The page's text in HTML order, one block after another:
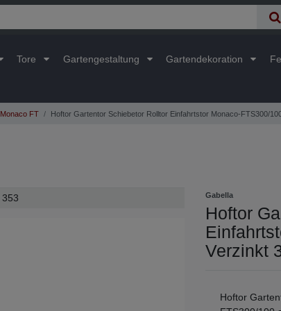
Tore Gartengestaltung Gartendekoration
Monaco FT Hoftor Gartentor Schiebetor Rolltor Einfahrtstor Monaco-FTS300/
353 Gabella
Hoftor
Verzinkt
Hoftor